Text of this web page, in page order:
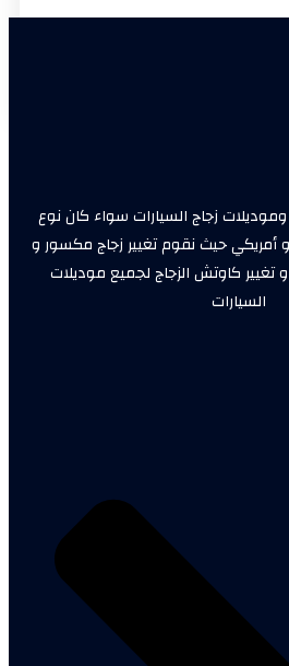
زجاج السيارات سواء كان نوع
او أمريكي حيث نقوم تغيير زجاج مكسور و
تغيير كاوتش الزجاج لجميع موديلات
السيارات